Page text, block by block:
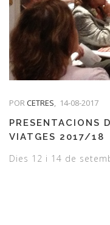
PORCETRES, 14-08-2017
PRESENTACIONS
VIATGES 2017/18
Dies 12 i 14 de